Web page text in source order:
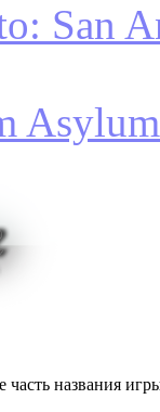
San
Asylum
часть названия